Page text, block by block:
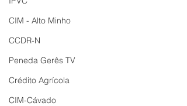
CIM - Alto Minho
CCDR-N
Peneda Gerês TV
Crédito Agrícola
CIM-Cávado